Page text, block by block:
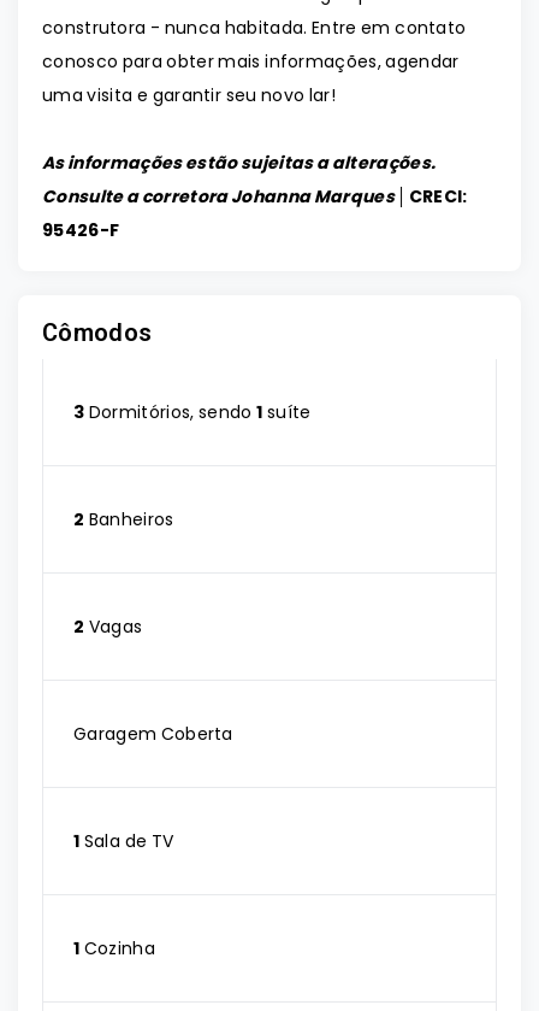
construtora - nunca habitada. Entre em contato
conosco para obter mais informações, agendar
uma visita e garantir seu novo lar!
As informações estão sujeitas a alterações.
Consulte a corretora Johanna Marques │ CRECI:
95426-F
Cômodos
3 Dormitórios, sendo1 suíte
2 Banheiros
2 Vagas
Garagem Coberta
1 Sala de TV
1 Cozinha